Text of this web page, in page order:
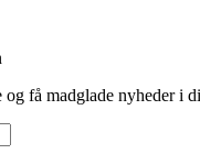
og få madglade nyheder i